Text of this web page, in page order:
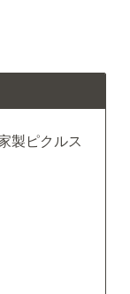
製ピクルス